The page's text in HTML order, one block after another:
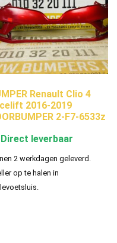
Renault Clio 4
2016-2019
2-F7-6533z
Direct leverbaar
2 werkdagen geleverd.
op te halen in